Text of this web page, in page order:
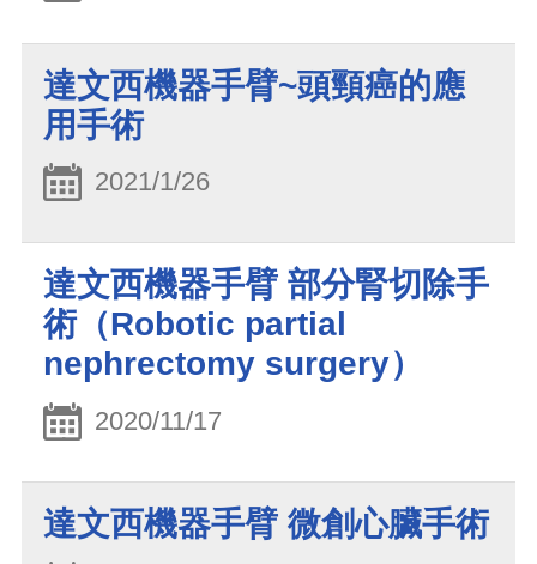
達文西機器手臂~頭頸癌的應
用手術
2021/1/26
達文西機器手臂 部分腎切除手
術（Robotic partial
nephrectomy surgery）
2020/11/17
達文西機器手臂 微創心臟手術